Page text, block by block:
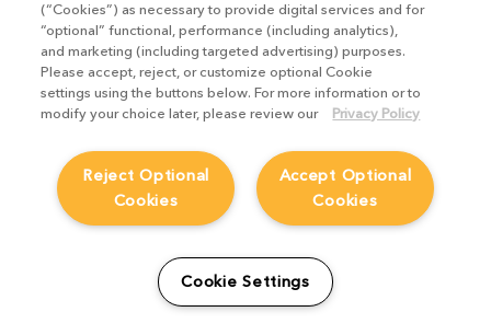
(“Cookies”) as necessary to provide digital services and for
“optional” functional, performance (including analytics),
and marketing (including targeted advertising) purposes.
Please accept, reject, or customize optional Cookie
settings using the buttons below. For more information or to
modify your choice later, please review our
Privacy Policy
Accept Optional
Cookies
Reject Optional
Cookies
Cookie Settings